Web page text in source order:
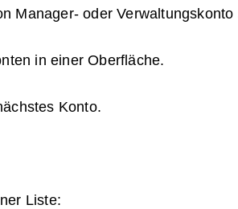
Manager- oder Verwaltungskonto
in einer Oberfläche.
Konto.
Liste: